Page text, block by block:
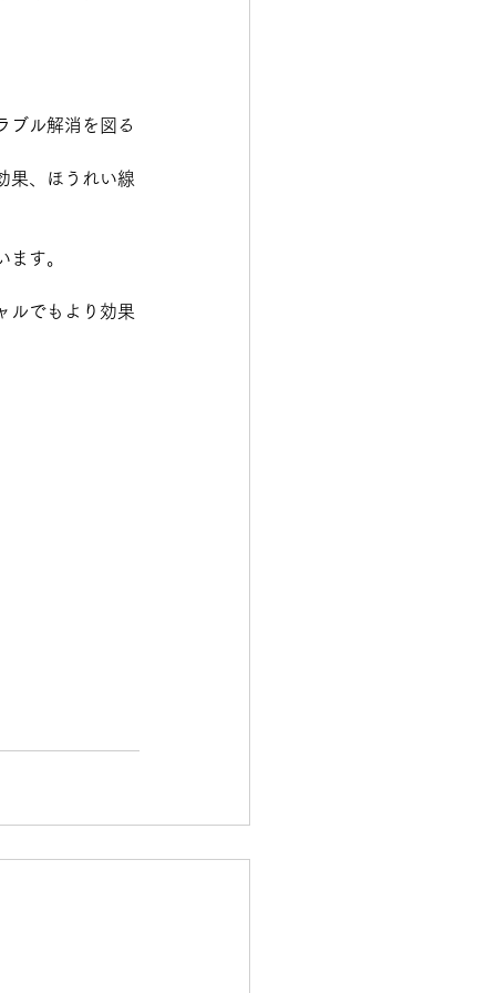
ブル解消を図る
果、ほうれい線
す。
ルでもより効果